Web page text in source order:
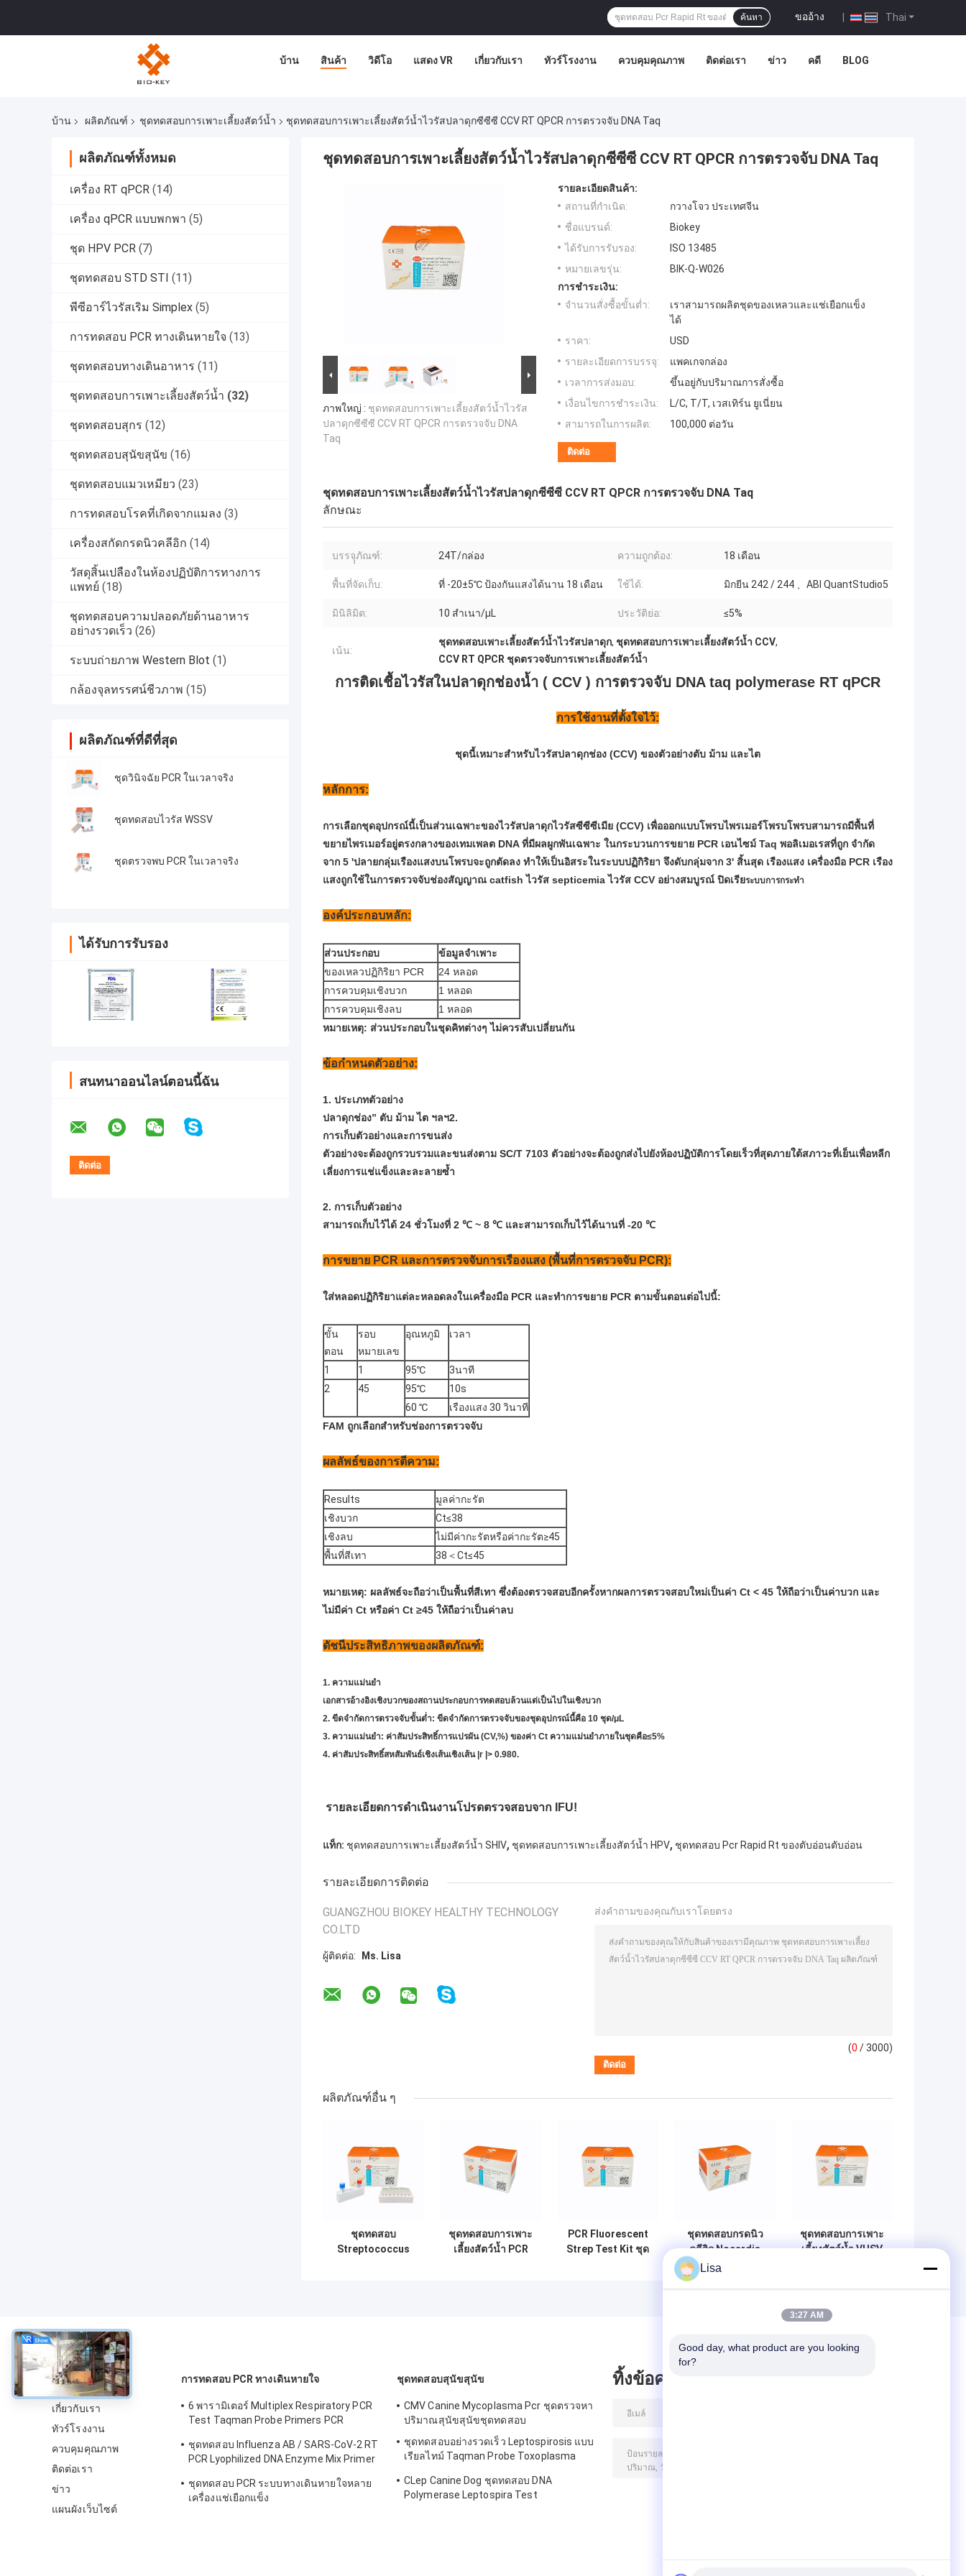
Thai
ขออ้าง |
ค้นหา
บ้าน สินค้า วิดีโอ แสดง VR เกี่ยวกับเรา ทัวร์โรงงาน ควบคุมคุณภาพ ติดต่อเรา ข่าว คดี BLOG
บ้าน ผลิตภัณฑ์ ชุดทดสอบการเพาะเลี้ยงสัตว์น้ำ ชุดทดสอบการเพาะเลี้ยงสัตว์น้ำไวรัสปลาดุกซีซีซี CCV RT QPCR การตรวจจับ DNA Taq
ผลิตภัณฑ์ทั้งหมด
เครื่อง RT qPCR (14)
เครื่อง qPCR แบบพกพา (5)
ชุด HPV PCR (7)
ชุดทดสอบ STD STI (11)
พีซีอาร์ไวรัสเริม Simplex (5)
การทดสอบ PCR ทางเดินหายใจ (13)
ชุดทดสอบทางเดินอาหาร (11)
ชุดทดสอบการเพาะเลี้ยงสัตว์น้ำ (32)
ชุดทดสอบสุกร (12)
ชุดทดสอบสุนัขสุนัข (16)
ชุดทดสอบแมวเหมียว (23)
การทดสอบโรคที่เกิดจากแมลง (3)
เครื่องสกัดกรดนิวคลีอิก (14)
วัสดุสิ้นเปลืองในห้องปฏิบัติการทางการ
แพทย์ (18)
ชุดทดสอบความปลอดภัยด้านอาหาร
อย่างรวดเร็ว (26)
ระบบถ่ายภาพ Western Blot (1)
กล้องจุลทรรศน์ชีวภาพ (15)
ผลิตภัณฑ์ที่ดีที่สุด
ชุดวินิจฉัย PCR ในเวลาจริง
ชุดทดสอบไวรัส WSSV
ชุดตรวจพบ PCR ในเวลาจริง
ได้รับการรับรอง
สนทนาออนไลน์ตอนนี้ฉัน
ชุดทดสอบการเพาะเลี้ยงสัตว์น้ำไวรัสปลาดุกซีซีซี CCV RT QPCR การตรวจจับ DNA Taq
ภาพใหญ่ : ชุดทดสอบการเพาะเลี้ยงสัตว์น้ำไวรัส
ปลาดุกซีซีซี CCV RT QPCR การตรวจจับ DNA
Taq
รายละเอียดสินค้า:
สถานที่กำเนิด:
กวางโจว ประเทศจีน
ชื่อแบรนด์:
Biokey
ได้รับการรับรอง:
ISO 13485
หมายเลขรุ่น:
BIK-Q-W026
การชำระเงิน:
จำนวนสั่งซื้อขั้นต่ำ:
เราสามารถผลิตชุดของเหลวและแช่เยือกแข็ง
ได้
ราคา:
USD
รายละเอียดการบรรจุ:
แพคเกจกล่อง
เวลาการส่งมอบ:
ขึ้นอยู่กับปริมาณการสั่งซื้อ
เงื่อนไขการชำระเงิน:
L/C, T/T, เวสเทิร์น ยูเนี่ยน
สามารถในการผลิต:
100,000 ต่อวัน
ติดต่อ
ชุดทดสอบการเพาะเลี้ยงสัตว์น้ำไวรัสปลาดุกซีซีซี CCV RT QPCR การตรวจจับ DNA Taq
ลักษณะ
บรรจุุภัณฑ์: 24T/กล่อง ความถูกต้อง: 18 เดือน
พื้นที่จัดเก็บ: ที่ -20±5℃ ป้องกันแสงได้นาน 18 เดือน ใช้ได้: มิกยีน 242 / 244 、ABI QuantStudio5
มินิลิมิต: 10 สำเนา/μL ประวัติย่อ: ≤5%
เน้น:
ชุดทดสอบเพาะเลี้ยงสัตว์น้ำไวรัสปลาดุก, ชุดทดสอบการเพาะเลี้ยงสัตว์น้ำ CCV,
CCV RT QPCR ชุดตรวจจับการเพาะเลี้ยงสัตว์น้ำ
การติดเชื้อไวรัสในปลาดุกช่องน้ำ ( CCV ) การตรวจจับ DNA taq polymerase RT qPCR
การใช้งานที่ตั้งใจไว้:
ชุดนี้เหมาะสำหรับไวรัสปลาดุกช่อง (CCV) ของตัวอย่างตับ ม้าม และไต
หลักการ:
การเลือกชุดอุปกรณ์นี้เป็นส่วนเฉพาะของไวรัสปลาดุกไวรัสซีซีซีเมีย (CCV) เพื่อออกแบบโพรบไพรเมอร์โพรบโพรบสามารถมีพื้นที่
ขยายไพรเมอร์อยู่ตรงกลางของเทมเพลต DNA ที่มีผลผูกพันเฉพาะ ในกระบวนการขยาย PCR เอนไซม์ Taq พอลิเมอเรสที่ถูก จำกัด
จาก 5 'ปลายกลุ่มเรืองแสงบนโพรบจะถูกตัดลง ทำให้เป็นอิสระในระบบปฏิกิริยา จึงดับกลุ่มจาก 3' สิ้นสุด เรืองแสง เครื่องมือ PCR เรือง
แสงถูกใช้ในการตรวจจับช่องสัญญาณ catfish ไวรัส septicemia ไวรัส CCV อย่างสมบูรณ์ ปิดเรียระบบการกระทำ
องค์ประกอบหลัก:
ส่วนประกอบ
ข้อมูลจำเพาะ
ของเหลวปฏิกิริยา PCR
24 หลอด
การควบคุมเชิงบวก
1 หลอด
การควบคุมเชิงลบ
1 หลอด
หมายเหตุ: ส่วนประกอบในชุดคิทต่างๆ ไม่ควรสับเปลี่ยนกัน
ข้อกำหนดตัวอย่าง:
1. ประเภทตัวอย่าง
ปลาดุกช่อง” ตับ ม้าม ไต ฯลฯ2.
การเก็บตัวอย่างและการขนส่ง
ตัวอย่างจะต้องถูกรวบรวมและขนส่งตาม SC/T 7103 ตัวอย่างจะต้องถูกส่งไปยังห้องปฏิบัติการโดยเร็วที่สุดภายใต้สภาวะที่เย็นเพื่อหลีก
เลี่ยงการแช่แข็งและละลายซ้ำ
2. การเก็บตัวอย่าง
สามารถเก็บไว้ได้ 24 ชั่วโมงที่ 2 ℃ ~ 8 ℃ และสามารถเก็บไว้ได้นานที่ -20 ℃
การขยาย PCR และการตรวจจับการเรืองแสง (พื้นที่การตรวจจับ PCR):
ใส่หลอดปฏิกิริยาแต่ละหลอดลงในเครื่องมือ PCR และทำการขยาย PCR ตามขั้นตอนต่อไปนี้:
ขั้น
ตอน
รอบ
หมายเลข
อุณหภูมิ เวลา
1 1 95℃
3นาที
2
45 95℃
10s
60 ℃
เรืองแสง 30 วินาที
FAM ถูกเลือกสำหรับช่องการตรวจจับ
ผลลัพธ์ของการตีความ:
Results
มูลค่ากะรัต
เชิงบวก
Ct≤38
เชิงลบ
ไม่มีค่ากะรัตหรือค่ากะรัต≥45
พื้นที่สีเทา
38＜Ct≤45
หมายเหตุ: ผลลัพธ์จะถือว่าเป็นพื้นที่สีเทา ซึ่งต้องตรวจสอบอีกครั้งหากผลการตรวจสอบใหม่เป็นค่า Ct < 45 ให้ถือว่าเป็นค่าบวก และ
ไม่มีค่า Ct หรือค่า Ct ≥45 ให้ถือว่าเป็นค่าลบ
ดัชนีประสิทธิภาพของผลิตภัณฑ์:
1. ความแม่นยำ
เอกสารอ้างอิงเชิงบวกของสถานประกอบการทดสอบล้วนแต่เป็นไปในเชิงบวก
2. ขีดจำกัดการตรวจจับขั้นต่ำ: ขีดจำกัดการตรวจจับของชุดอุปกรณ์นี้คือ 10 ชุด/μL
3. ความแม่นยำ: ค่าสัมประสิทธิ์การแปรผัน (CV,%) ของค่า Ct ความแม่นยำภายในชุดคือ≤5%
4. ค่าสัมประสิทธิ์สหสัมพันธ์เชิงเส้นเชิงเส้น |r |> 0.980.
รายละเอียดการดำเนินงานโปรดตรวจสอบจาก IFU!
แท็ก: ชุดทดสอบการเพาะเลี้ยงสัตว์น้ำ SHIV, ชุดทดสอบการเพาะเลี้ยงสัตว์น้ำ HPV, ชุดทดสอบ Pcr Rapid Rt ของตับอ่อนตับอ่อน
รายละเอียดการติดต่อ
GUANGZHOU BIOKEY HEALTHY TECHNOLOGY
CO.LTD
ผู้ติดต่อ: Ms. Lisa
ส่งคำถามของคุณกับเราโดยตรง
(0 / 3000)
ผลิตภัณฑ์อื่น ๆ
ชุดทดสอบ
Streptococcus
ชุดทดสอบการเพาะ
เลี้ยงสัตว์น้ำ PCR
PCR Fluorescent
Strep Test Kit ชุด
ชุดทดสอบกรดนิว
คลีอิก Nocardia
Seriolae Biokey
Multiplex Real
ชุดทดสอบการเพาะ
เลี้ยงสัตว์น้ำ VHSV
PCR Test
เกี่ยวกับ
เกี่ยวกับเรา
ทัวร์โรงงาน
ควบคุมคุณภาพ
ติดต่อเรา
ข่าว
แผนผังเว็บไซต์
การทดสอบ PCR ทางเดินหายใจ
6 พารามิเตอร์ Multiplex Respiratory PCR
Test Taqman Probe Primers PCR
ชุดทดสอบ Influenza AB / SARS-CoV-2 RT
PCR Lyophilized DNA Enzyme Mix Primer
ชุดทดสอบ PCR ระบบทางเดินหายใจหลาย
เครื่องแช่เยือกแข็ง
ชุดทดสอบสุนัขสุนัข
CMV Canine Mycoplasma Pcr ชุดตรวจหา
ปริมาณสุนัขสุนัขชุดทดสอบ
ชุดทดสอบอย่างรวดเร็ว Leptospirosis แบบ
เรียลไทม์ Taqman Probe Toxoplasma
CLep Canine Dog ชุดทดสอบ DNA
Polymerase Leptospira Test
ทิ้งข้อความไว้
Lisa
3:27 AM
Good day, what product are you looking
for?